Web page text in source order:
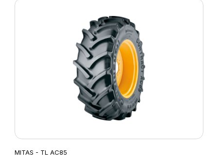
131A8/131B TL
(14.9R24)
MITAS - TL AC85